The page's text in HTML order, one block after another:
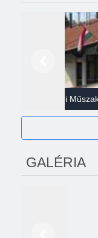
Gazdasági
GALÉRIA